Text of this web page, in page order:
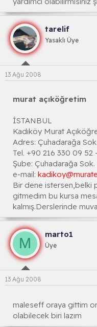
tarelif
Yasaklı Üye
13 Ağu 2008
murat açıköğretim
İSTANBUL
Kadıköy Murat
Adres: Çuhadarağa
Tel. +90 216 330 09 52
Şube: Çuhadarağa
e-mail:
Bir dene istersen,belki
gitmedim bu kursa
kalmış.Derslerinde
M
marto1
Üye
13 Ağu 2008
maleseff oraya gittim
olabilecek biri lazım